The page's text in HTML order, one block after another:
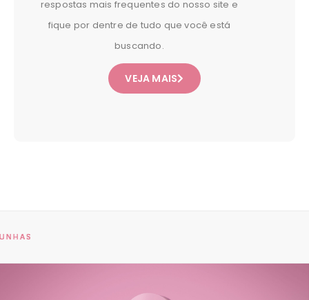
respostas mais frequentes do nosso site e
fique por dentre de tudo que você está
buscando.
VEJA MAIS
NAILS®
NAILS®
NAILS®
NAILS®